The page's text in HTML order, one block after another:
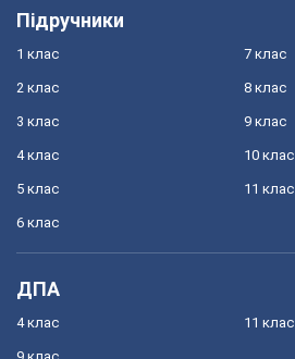
Підручники
1 клас
2 клас
3 клас
4 клас
5 клас
6 клас
7 клас
8 клас
9 клас
10 клас
11 клас
ДПА
4 клас 11 клас